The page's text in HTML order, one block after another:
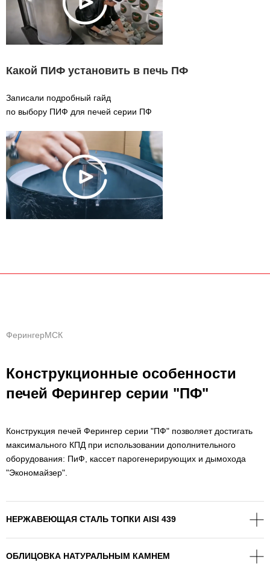
Какой ПИФ установить в печь ПФ
Записали подробный гайд
по выбору ПИФ для печей серии ПФ
ФерингерМСК
Конструкционные особенности
печей Ферингер серии "ПФ"
Конструкция печей Ферингер серии "ПФ" позволяет достигать
максимального КПД при использовании дополнительного
оборудования: ПиФ, кассет парогенерирующих и дымохода
"Экономайзер".
НЕРЖАВЕЮЩАЯ СТАЛЬ ТОПКИ AISI 439
ОБЛИЦОВКА НАТУРАЛЬНЫМ КАМНЕМ